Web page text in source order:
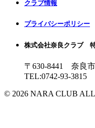
クラブ情報
プライバシーポリシー
株式会社奈良クラブ
〒630-8441 奈良
TEL:0742-93-3815
© 2026 NARA CLUB